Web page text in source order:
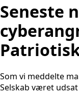
Seneste
Som vi meddelte
Selskab været